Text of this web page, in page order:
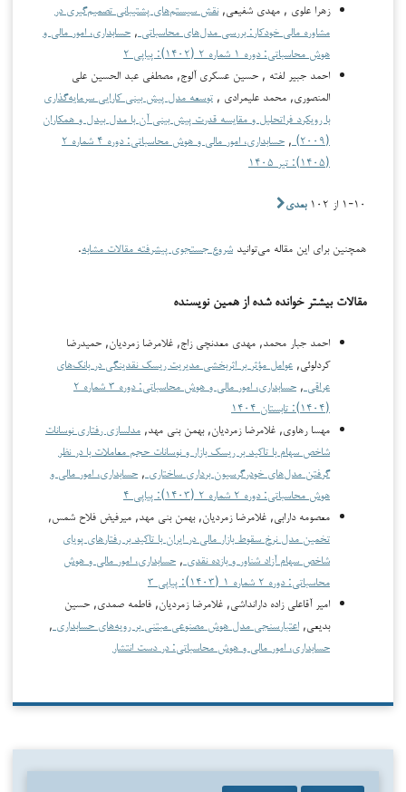
زهرا علوی , مهدی شفیعی,نقش سیستم‌های پشتیبانی تصمیم‌گیری در
مشاوره مالی خودکار: بررسی مدل‌های محاسباتی , حسابداری، امور مالی و
هوش محاسباتی: دوره ۱ شماره ۲ (۱۴۰۲): پیاپی ۲
احمد جبير لفته , حسین عسکری آلوج, مصطفى عبد الحسين علي
المنصوري, محمد علیمرادی , توسعه مدل پیش بینی کارایی سرمایه‌گذاری
با رویکرد فراتحلیل و مقایسه قدرت پیش بینی آن با مدل بیدل و همکاران
(۲۰۰۹)
,
حسابداری، امور مالی و هوش محاسباتی: دوره ۴ شماره ۲
(۱۴۰۵): تیر ۱۴۰۵
۱-۱۰ از ۱۰۲ بعدی
همچنین برای این مقاله می‌توانید شروع جستجوی پیشرفته مقالات مشابه.
مقالات بیشتر خوانده شده از همین نویسنده
احمد جبار محمد, مهدی معدنچی زاج, غلامرضا زمردیان, حمیدرضا
کردلوئی, عوامل مؤثر بر اثربخشی مدیریت ریسک نقدینگی در بانک‌های
عراقی ,
حسابداری، امور مالی و هوش محاسباتی: دوره ۳ شماره ۲
(۱۴۰۴): تابستان ۱۴۰۴
مهسا رهاوی, غلامرضا زمردیان, بهمن بنی مهد, مدلسازی رفتاری نوسانات
شاخص سهام با تاکید بر ریسک بازار و نوسانات حجم معاملات با در نظر
گرفتن مدل‌های خودرگرسیون برداری ساختاری , حسابداری، امور مالی و
هوش محاسباتی: دوره ۲ شماره ۲ (۱۴۰۳): پیاپی ۴
معصومه دارابی, غلامرضا زمردیان, بهمن بنی مهد, میرفیض فلاح شمس,
تخمین مدل نرخ سقوط بازار مالی در ایران با تاکید بر رفتارهای پویای
شاخص سهام آزاد شناور و بازده نقدی , حسابداری، امور مالی و هوش
محاسباتی: دوره ۲ شماره ۱ (۱۴۰۳): پیاپی ۳
امیر آقاعلی زاده دارانداشی, غلامرضا زمردیان, فاطمه صمدی, حسین
بدیعی, اعتبارسنجی مدل هوش مصنوعی مبتنی بر رویه‌های حسابداری ,
حسابداری، امور مالی و هوش محاسباتی: در دست انتشار